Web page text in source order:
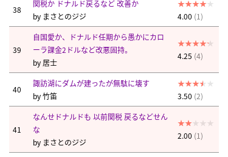
38
関税か ドナルド戻るなど 改善か
by まさとのジジ 4.00 (1)
39
自国愛か、ドナルド任期から愚かにカロ
ーラ課金2ドルなど改悪固持。
by 居士
4.25 (4)
40
諏訪湖にダムが建ったが無駄に壊す
by竹笛 3.50 (2)
41
なんせドナルドも 以前関税 戻るなどせん
な
by まさとのジジ
2.00 (1)